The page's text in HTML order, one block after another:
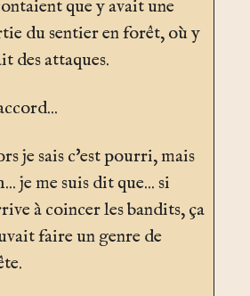
que y avait une
du sentier en forêt, où y
des attaques.
je sais c'est pourri, mais
je me suis dit que... si
à coincer les bandits, ça
faire un genre de